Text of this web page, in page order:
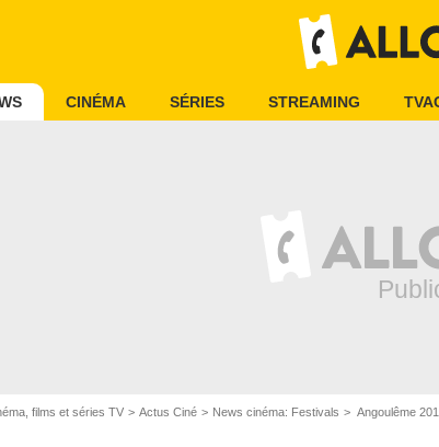
CINÉMA SÉRIES STREAMING
films et séries TV Actus Ciné News cinéma: Festivals Angoulême